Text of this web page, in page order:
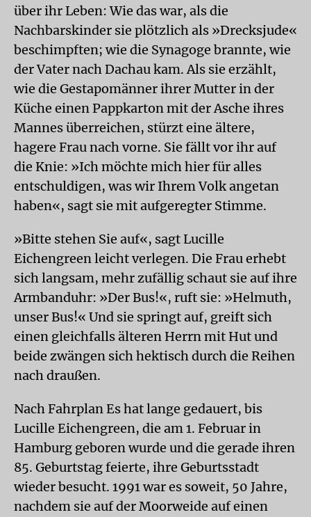
über ihr Leben: Wie das war, als die
Nachbarskinder sie plötzlich als »Drecksjude«
beschimpften; wie die Synagoge brannte, wie
der Vater nach Dachau kam. Als sie erzählt,
wie die Gestapomänner ihrer Mutter in der
Küche einen Pappkarton mit der Asche ihres
Mannes überreichen, stürzt eine ältere,
hagere Frau nach vorne. Sie fällt vor ihr auf
die Knie: »Ich möchte mich hier für alles
entschuldigen, was wir Ihrem Volk angetan
haben«, sagt sie mit aufgeregter Stimme.
»Bitte stehen Sie auf«, sagt Lucille
Eichengreen leicht verlegen. Die Frau erhebt
sich langsam, mehr zufällig schaut sie auf ihre
Armbanduhr: »Der Bus!«, ruft sie: »Helmuth,
unser Bus!« Und sie springt auf, greift sich
einen gleichfalls älteren Herrn mit Hut und
beide zwängen sich hektisch durch die Reihen
nach draußen.
Nach FahrplanEs hat lange gedauert, bis
Lucille Eichengreen, die am 1. Februar in
Hamburg geboren wurde und die gerade ihren
85. Geburtstag feierte, ihre Geburtsstadt
wieder besucht. 1991 war es soweit, 50 Jahre,
nachdem sie auf der Moorweide auf einen